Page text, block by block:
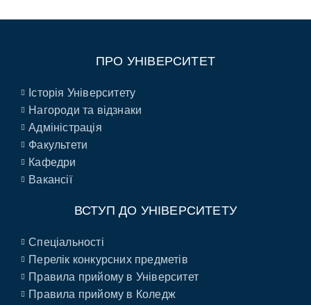
ПРО УНІВЕРСИТЕТ
Історія Університету
Нагороди та відзнаки
Адміністрація
Факультети
Кафедри
Вакансії
ВСТУП ДО УНІВЕРСИТЕТУ
Спеціальності
Перелік конкурсних предметів
Правила прийому в Університет
Правила прийому в Коледж